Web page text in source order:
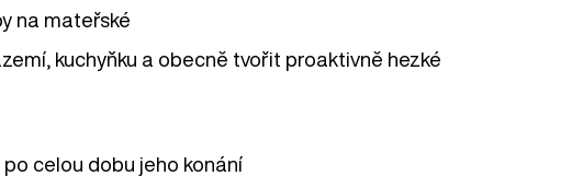
na mateřské
kuchyňku a obecně tvořit proaktivně hezké
celou dobu jeho konání